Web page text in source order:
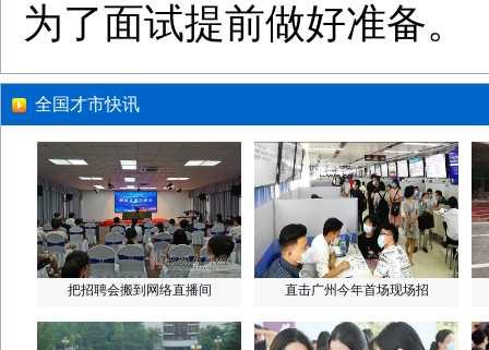
为了面试提前做好准备。
全国才市快讯
把招聘会搬到网络直播间 直击广州今年首场现场招